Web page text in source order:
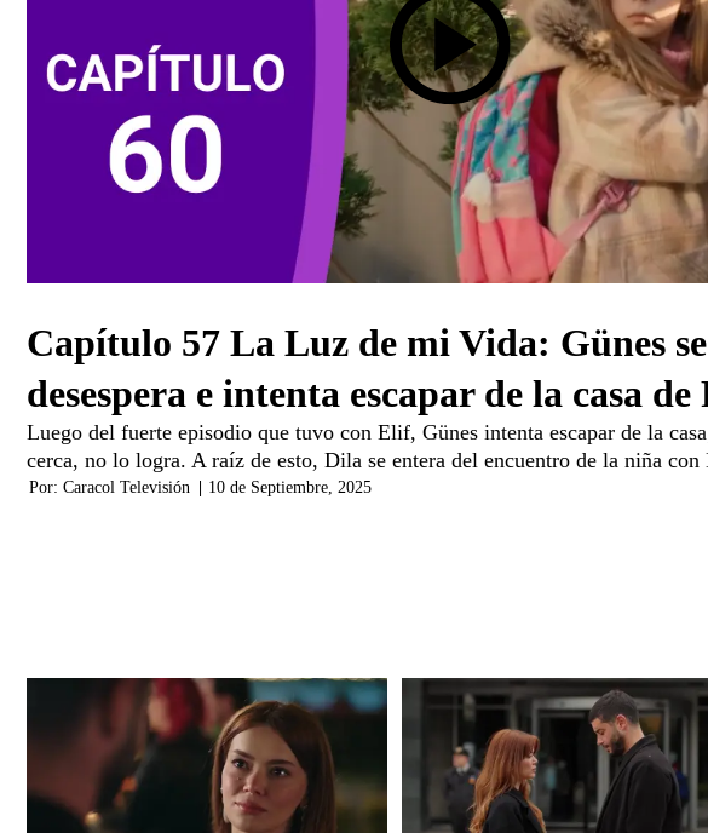
Capítulo 57 La Luz de mi Vida: Günes se
desespera e intenta escapar de la casa de
Luego del fuerte episodio que tuvo con Elif, Günes intenta escapar de la
cerca, no lo logra. A raíz de esto, Dila se entera del encuentro de la niña
Por: Caracol Televisión
10 de Septiembre, 2025